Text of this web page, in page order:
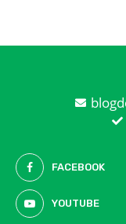
FACEBOOK
YOUTUBE